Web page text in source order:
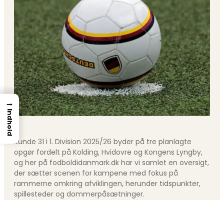
Runde 31 i 1. Division 2025/26 byder på tre planlagte
opgør fordelt på Kolding, Hvidovre og Kongens Lyngby,
og her på fodboldidanmark.dk har vi samlet en oversigt,
der sætter scenen for kampene med fokus på
rammerne omkring afviklingen, herunder tidspunkter,
spillesteder og dommerpåsætninger.
→
Indhold